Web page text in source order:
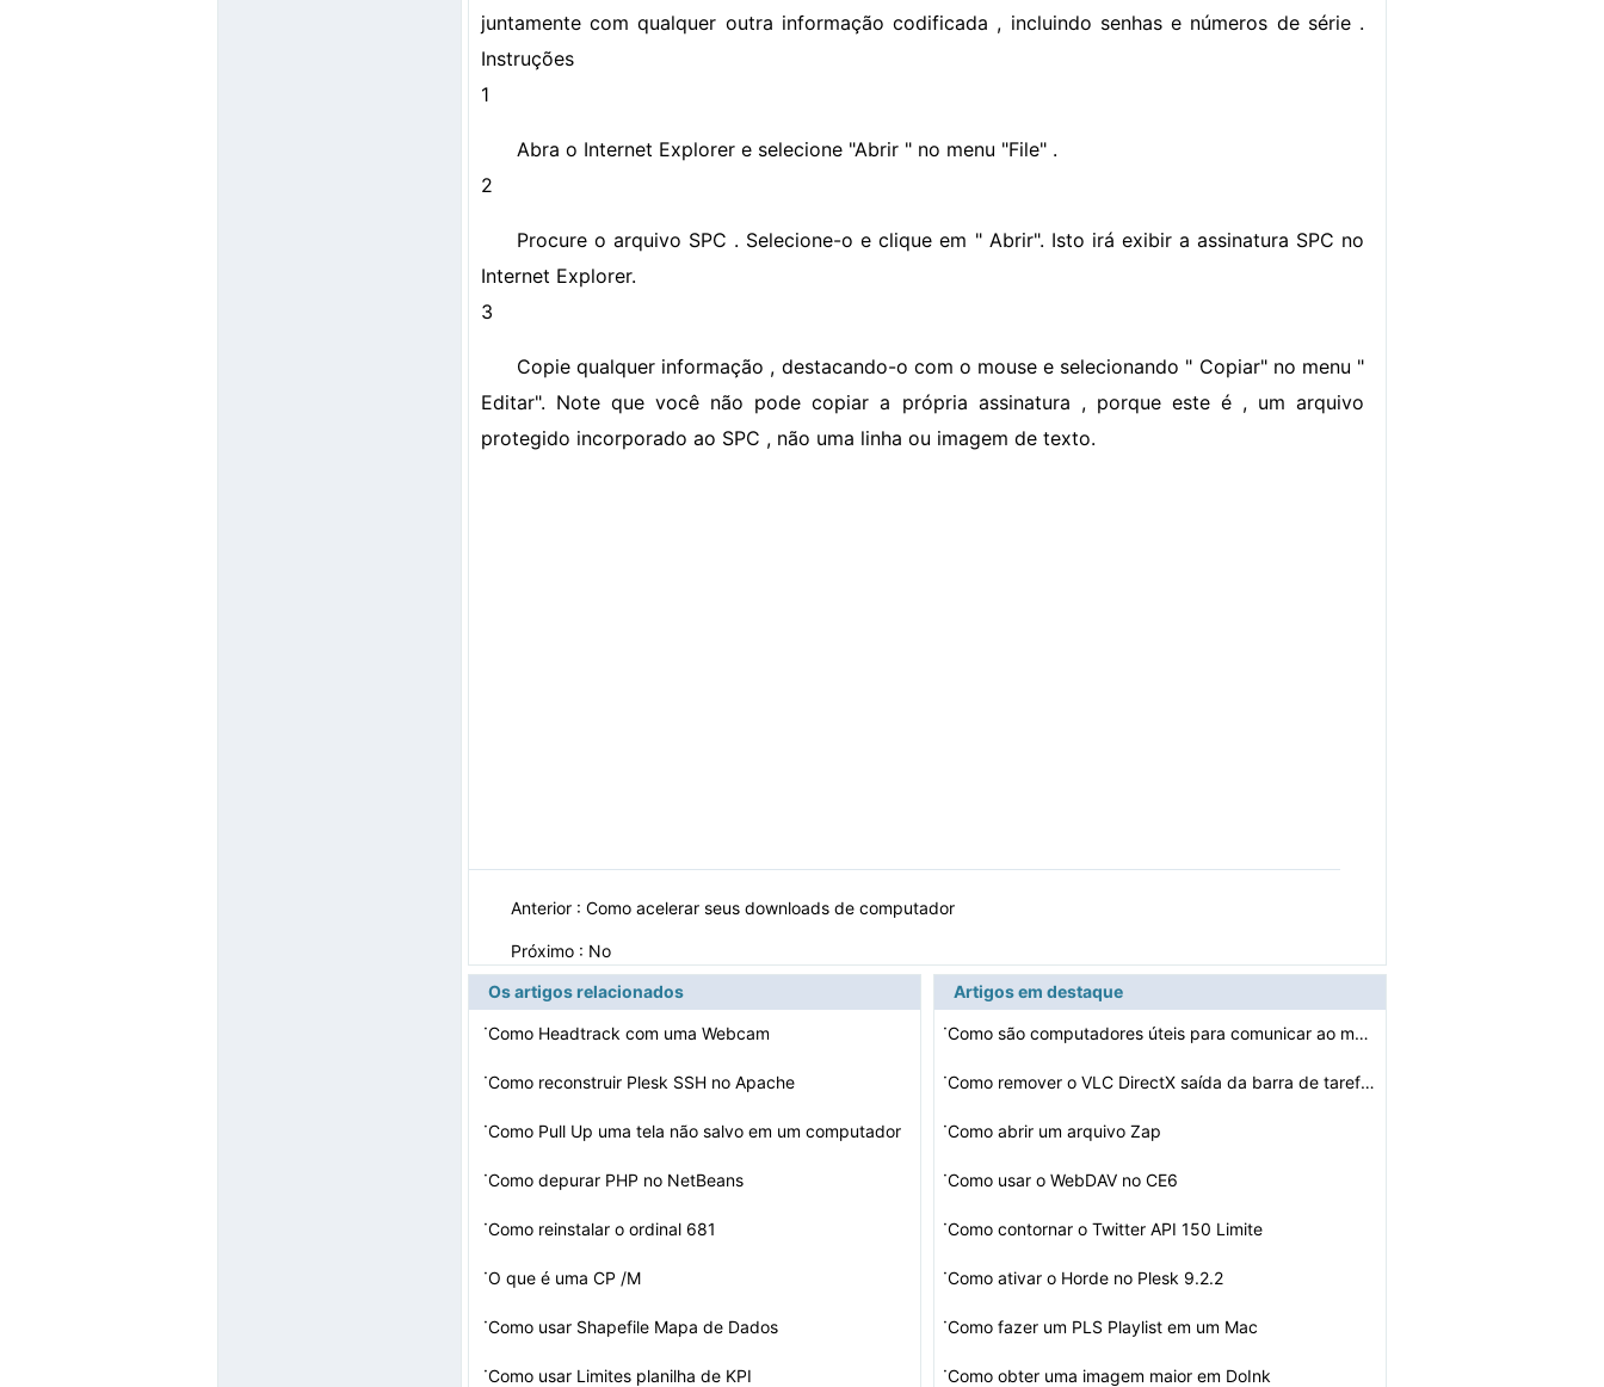
juntamente com qualquer outra informação codificada , incluindo senhas e números de série .
Instruções
1
Abra o Internet Explorer e selecione "Abrir " no menu "File" .
2
Procure o arquivo SPC . Selecione-o e clique em " Abrir". Isto irá exibir a assinatura SPC no
Internet Explorer.
3
Copie qualquer informação , destacando-o com o mouse e selecionando " Copiar" no menu "
Editar". Note que você não pode copiar a própria assinatura , porque este é , um arquivo
protegido incorporado ao SPC , não uma linha ou imagem de texto.
Anterior : Como acelerar seus downloads de computador
Próximo : No
Os artigos relacionados
·Como Headtrack com uma Webcam
·Como reconstruir Plesk SSH no Apache
·Como Pull Up uma tela não salvo em um computador
·Como depurar PHP no NetBeans
·Como reinstalar o ordinal 681
·O que é uma CP /M
·Como usar Shapefile Mapa de Dados
·Como usar Limites planilha de KPI
Artigos em destaque
·
Como são computadores úteis para comunicar ao mundo
· Como remover o VLC DirectX saída da barra de tarefas
·Como abrir um arquivo Zap
·Como usar o WebDAV no CE6
·Como contornar o Twitter API 150 Limite
·Como ativar o Horde no Plesk 9.2.2
·Como fazer um PLS Playlist em um Mac
·Como obter uma imagem maior em DoInk